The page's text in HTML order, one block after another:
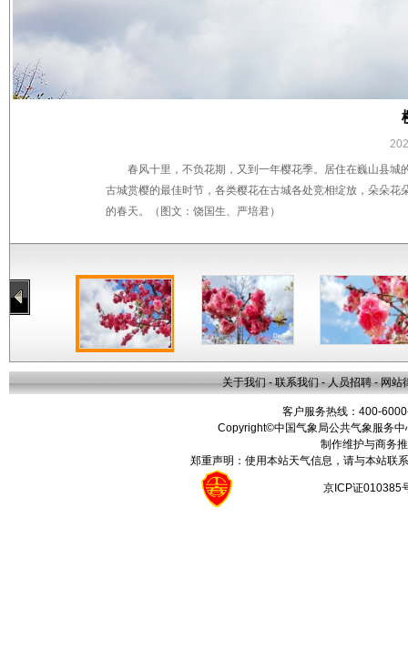
春风十里，不负花期，又到一年樱花季。居住在巍山县
古城赏樱的最佳时节，各类樱花在古城各处竞相绽放，朵朵
的春天。（图文：饶国生、严培君）
关于我们 - 联系我们 - 人员招聘 - 网站
客户服务热线：400-
Copyright©中国气象局公共气象服务
制作维护与商务
郑重声明：使用本站天气信息，请与本站联
京ICP证010385